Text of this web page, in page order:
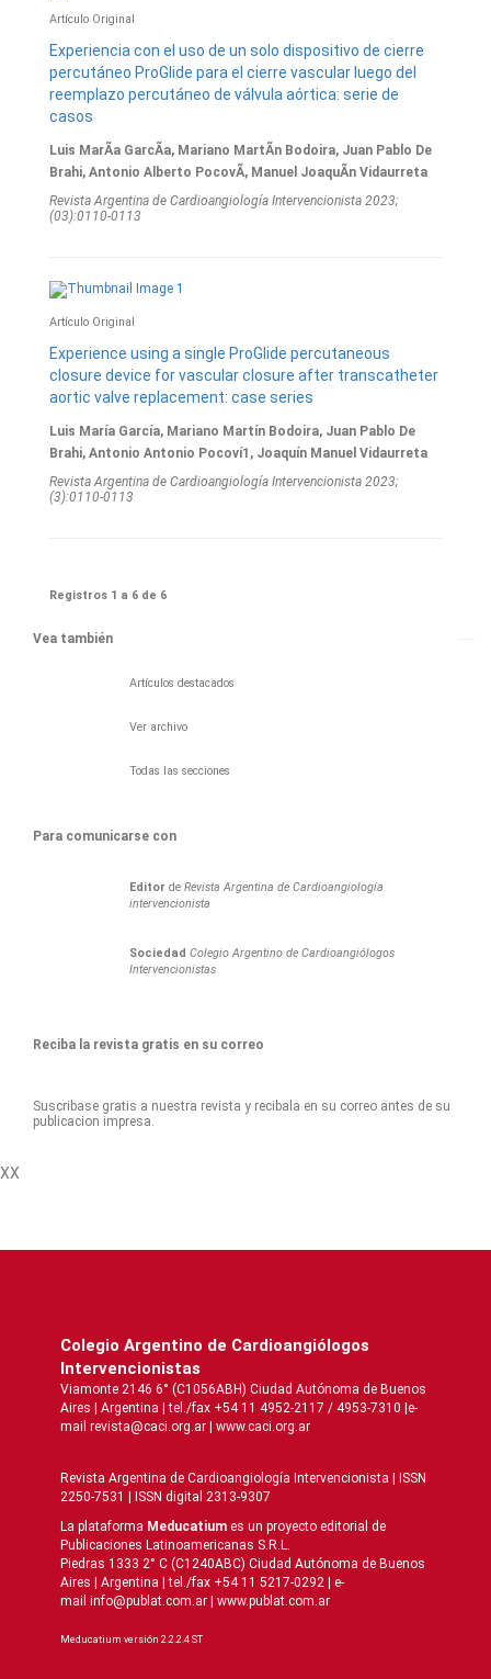
Artí­culo Original
Experiencia con el uso de un solo dispositivo de cierre
percutáneo ProGlide para el cierre vascular luego del
reemplazo percutáneo de válvula aórtica: serie de
casos
Luis MarÃ­a GarcÃ­a, Mariano MartÃ­n Bodoira, Juan Pablo De
Brahi, Antonio Alberto PocovÃ­, Manuel JoaquÃ­n Vidaurreta
Revista Argentina de Cardioangiologí­a Intervencionista 2023;
(03):0110-0113
Artí­culo Original
Experience using a single ProGlide percutaneous
closure device for vascular closure after transcatheter
aortic valve replacement: case series
Luis María García, Mariano Martín Bodoira, Juan Pablo De
Brahi, Antonio Antonio Pocoví1, Joaquín Manuel Vidaurreta
Revista Argentina de Cardioangiologí­a Intervencionista 2023;
(3):0110-0113
Registros 1 a 6 de 6
Vea también
Artículos destacados
Ver archivo
Todas las secciones
Para comunicarse con
Editor deRevista Argentina de Cardioangiología
intervencionista
Sociedad Colegio Argentino de Cardioangiólogos
Intervencionistas
Reciba la revista gratis en su correo
Suscribase gratis a nuestra revista y recibala en su correo antes de su
publicacion impresa.
XX
Colegio Argentino de Cardioangiólogos
Intervencionistas
Viamonte 2146 6° (C1056ABH) Ciudad Autónoma de Buenos
Aires | Argentina | tel./fax +54 11 4952-2117 / 4953-7310 |e-
mail revista@caci.org.ar | www.caci.org.ar
Revista Argentina de Cardioangiologí­a Intervencionista | ISSN
2250-7531 | ISSN digital 2313-9307
La plataforma Meducatium es un proyecto editorial de
Publicaciones Latinoamericanas S.R.L.
Piedras 1333 2° C (C1240ABC) Ciudad Autónoma de Buenos
Aires | Argentina | tel./fax +54 11 5217-0292 | e-
mail info@publat.com.ar |
www.publat.com.ar
Meducatium versión 2.2.2.4 ST